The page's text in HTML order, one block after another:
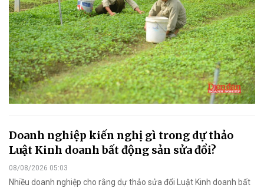
Doanh nghiệp kiến nghị gì trong dự thảo
Luật Kinh doanh bất động sản sửa đổi?
08/08/2026 05:03
Nhiều doanh nghiệp cho rằng dự thảo sửa đổi Luật Kinh doanh bất